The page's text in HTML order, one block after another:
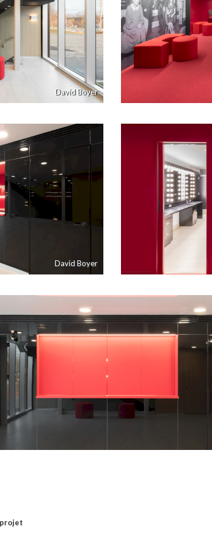
David Boyer
David Boyer